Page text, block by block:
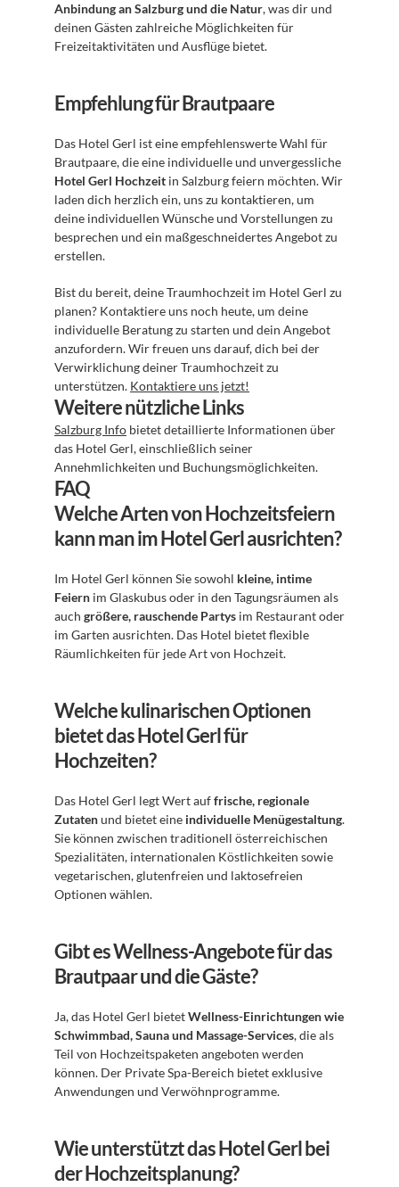
Anbindung an Salzburg und die Natur, was dir und
deinen Gästen zahlreiche Möglichkeiten für
Freizeitaktivitäten und Ausflüge bietet.
Empfehlung für Brautpaare
Das Hotel Gerl ist eine empfehlenswerte Wahl für
Hotel Gerl Hochzeit in Salzburg feiern möchten. Wir
laden dich herzlich ein, uns zu kontaktieren, um
deine individuellen Wünsche und Vorstellungen zu
besprechen und ein maßgeschneidertes Angebot zu
erstellen.
Bist du bereit, deine Traumhochzeit im Hotel Gerl zu
planen? Kontaktiere uns noch heute, um deine
individuelle Beratung zu starten und dein Angebot
anzufordern. Wir freuen uns darauf, dich bei der
Verwirklichung deiner Traumhochzeit zu
unterstützen. Kontaktiere uns jetzt!
Weitere nützliche Links
Salzburg Info bietet detaillierte Informationen über
das Hotel Gerl, einschließlich seiner
Annehmlichkeiten und Buchungsmöglichkeiten.
FAQ
Welche Arten von Hochzeitsfeiern
kann man im Hotel Gerl ausrichten?
Im Hotel Gerl können Sie sowohl kleine, intime
Feiern im Glaskubus oder in den Tagungsräumen als
auch größere, rauschende Partys im Restaurant oder
im Garten ausrichten. Das Hotel bietet flexible
Räumlichkeiten für jede Art von Hochzeit.
Welche kulinarischen Optionen
bietet das Hotel Gerl für
Hochzeiten?
Das Hotel Gerl legt Wert auf frische, regionale
Zutaten und bietet eine individuelle Menügestaltung.
Sie können zwischen traditionell österreichischen
Spezialitäten, internationalen Köstlichkeiten sowie
vegetarischen, glutenfreien und laktosefreien
Optionen wählen.
Gibt es Wellness-Angebote für das
Brautpaar und die Gäste?
Ja, das Hotel Gerl bietet Wellness-Einrichtungen wie
Schwimmbad, Sauna und Massage-Services, die als
Teil von Hochzeitspaketen angeboten werden
können. Der Private Spa-Bereich bietet exklusive
Anwendungen und Verwöhnprogramme.
Wie unterstützt das Hotel Gerl bei
der Hochzeitsplanung?